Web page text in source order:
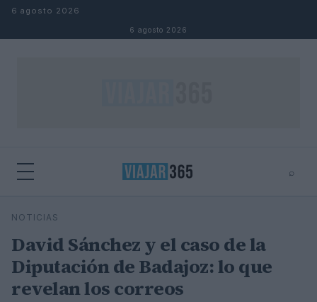
Saltar al contenido
6 agosto 2026
6 agosto 2026
⌕
Buscar
NOTICIAS
David Sánchez y el caso de la
Diputación de Badajoz: lo que
revelan los correos